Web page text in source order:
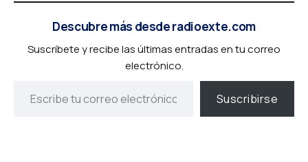
Descubre más desde radioexte.com
Suscríbete y recibe las últimas entradas en tu correo
electrónico.
Suscribirse